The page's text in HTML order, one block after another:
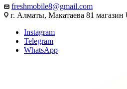
freshmobile8@gmail.com
г. Алматы, Макатаева 81 магазин
Instagram
Telegram
WhatsApp